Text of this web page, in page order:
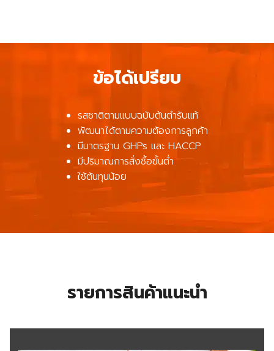
ข้อได้เปรียบ
รสชาติตามแบบฉบับต้นตำรับแท้
พัฒนาได้ตามความต้องการลูกค้า
มีมาตรฐาน GHPs และ HACCP
มีปริมาณการสั่งซื้อขั้นต่ำ
ใช้ต้นทุนน้อย
รายการสินค้าแนะนำ